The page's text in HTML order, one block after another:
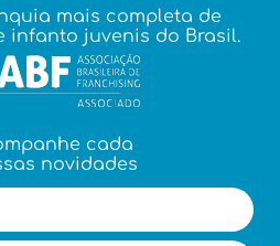
mais completa de
infanto juvenis do Brasil.
cada
novidades